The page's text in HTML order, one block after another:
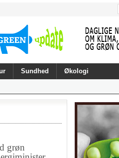
Sundhed Økologi
grøn